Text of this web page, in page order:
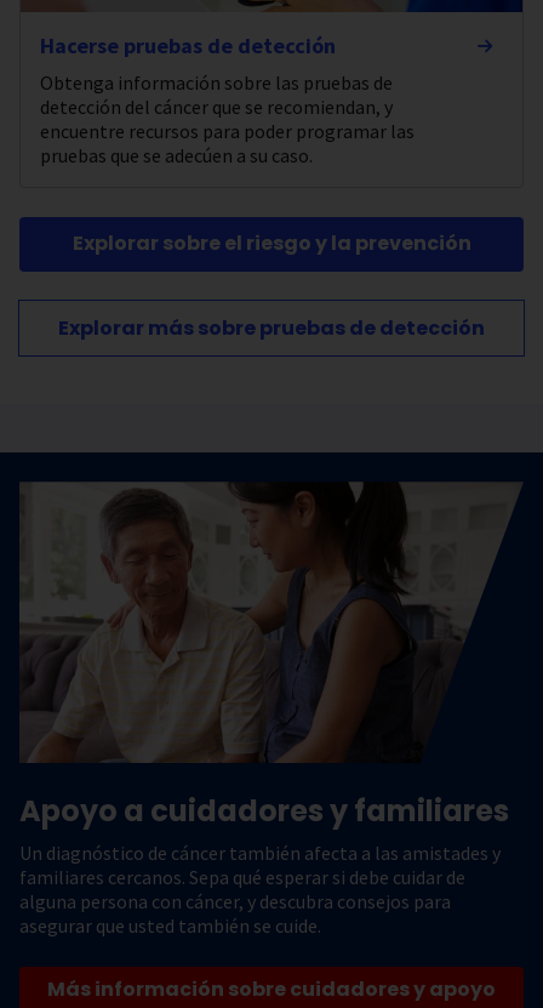
Hacerse pruebas de detección
Obtenga información sobre las pruebas de
detección del cáncer que se recomiendan, y
encuentre recursos para poder programar las
pruebas que se adecúen a su caso.
Explorar sobre el riesgo y la prevención
Explorar más sobre pruebas de detección
Apoyo a cuidadores y familiares
Un diagnóstico de cáncer también afecta a las amistades y
familiares cercanos. Sepa qué esperar si debe cuidar de
alguna persona con cáncer, y descubra consejos para
asegurar que usted también se cuide.
Más información sobre cuidadores y apoyo